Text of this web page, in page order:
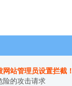
站管理员设置拦截！
险的攻击请求